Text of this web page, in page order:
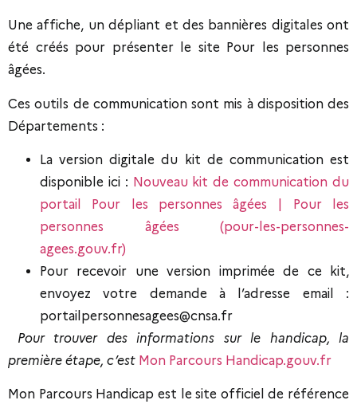
Une affiche, un dépliant et des bannières digitales ont
été créés pour présenter le site Pour les personnes
âgées.
Ces outils de communication sont mis à disposition des
Départements :
La version digitale du kit de communication est
disponible ici : Nouveau kit de communication du
portail Pour les personnes âgées | Pour les
personnes âgées (pour-les-personnes-
agees.gouv.fr)
Pour recevoir une version imprimée de ce kit,
envoyez votre demande à l’adresse email :
portailpersonnesagees@cnsa.fr
Pour trouver des informations sur le handicap, la
première étape, c’est Mon Parcours Handicap.gouv.fr
Mon Parcours Handicap est le site officiel de référence